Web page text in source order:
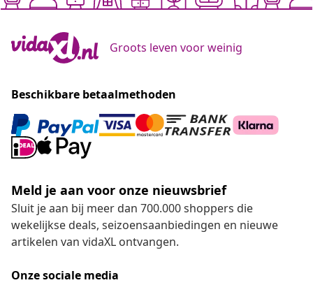
Groots leven voor weinig
Beschikbare betaalmethoden
Meld je aan voor onze nieuwsbrief
Sluit je aan bij meer dan 700.000 shoppers die
wekelijkse deals, seizoensaanbiedingen en nieuwe
artikelen van vidaXL ontvangen.
Onze sociale media